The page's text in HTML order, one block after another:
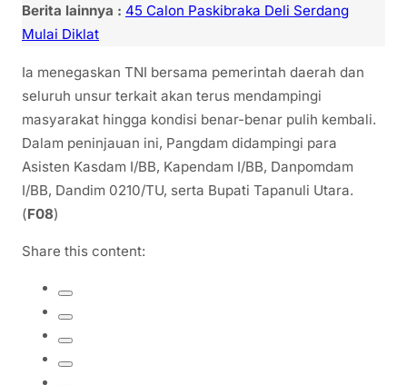
Berita lainnya : 45 Calon Paskibraka Deli Serdang
Mulai Diklat
Ia menegaskan TNI bersama pemerintah daerah dan
seluruh unsur terkait akan terus mendampingi
masyarakat hingga kondisi benar-benar pulih kembali.
Dalam peninjauan ini, Pangdam didampingi para
Asisten Kasdam I/BB, Kapendam I/BB, Danpomdam
I/BB, Dandim 0210/TU, serta Bupati Tapanuli Utara.
(F08)
Share this content: